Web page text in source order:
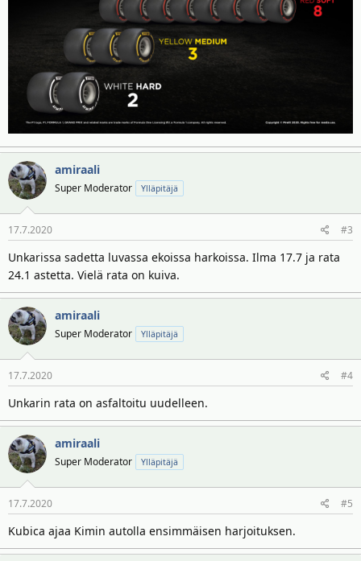
amiraali
Super Moderator Ylläpitäjä
17.7.2020 #3
Unkarissa sadetta luvassa ekoissa harkoissa. Ilma 17.7 ja rata
24.1 astetta. Vielä rata on kuiva.
amiraali
Super Moderator Ylläpitäjä
17.7.2020 #4
Unkarin rata on asfaltoitu uudelleen.
amiraali
Super Moderator Ylläpitäjä
17.7.2020 #5
Kubica ajaa Kimin autolla ensimmäisen harjoituksen.